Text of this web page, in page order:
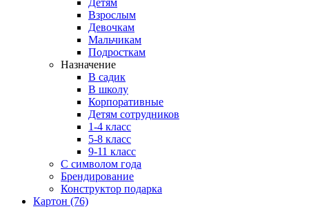
Детям
Взрослым
Девочкам
Мальчикам
Подросткам
Назначение
В садик
В школу
Корпоративные
Детям сотрудников
1-4 класс
5-8 класс
9-11 класс
С символом года
Брендирование
Конструктор подарка
Картон (76)